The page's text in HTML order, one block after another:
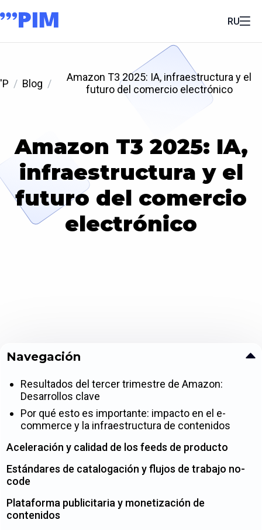
RU
'P Blog
Amazon T3 2025: IA, infraestructura y el
futuro del comercio electrónico
Amazon T3 2025: IA,
infraestructura y el
futuro del comercio
electrónico
Navegación
Resultados del tercer trimestre de Amazon:
Desarrollos clave
Por qué esto es importante: impacto en el e-
commerce y la infraestructura de contenidos
Aceleración y calidad de los feeds de producto
Estándares de catalogación y flujos de trabajo no-
code
Plataforma publicitaria y monetización de
contenidos